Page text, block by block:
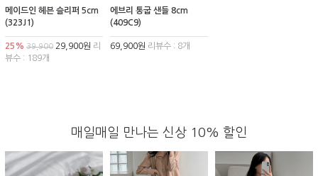
메이드인 헤븐 슬리퍼 5cm
(323J1)
25% 39,900 29,900원 리
뷰수 : 189개
에브리 통굽 샌들 8cm
(409C9)
69,900원 리뷰수 : 8개
매일매일 만나는 신상 10% 할인